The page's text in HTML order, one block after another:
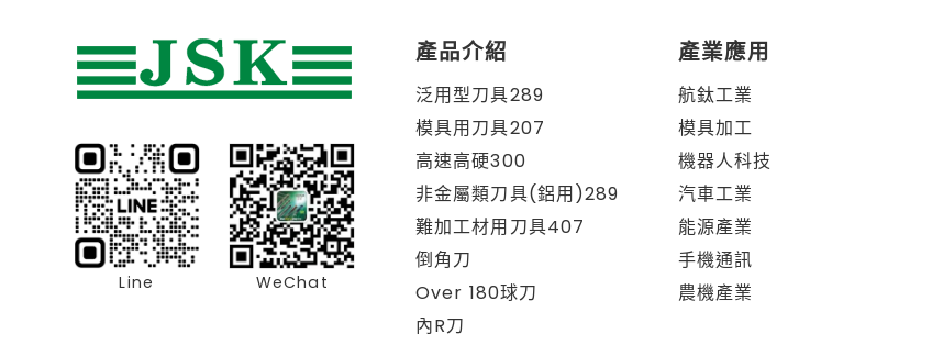
Line WeChat
產品介紹
泛用型刀具289
模具用刀具207
高速高硬300
非金屬類刀具(鋁用)289
難加工材用刀具407
倒角刀
Over 180球刀
內R刀
產業應用
航鈦工業
模具加工
機器人科技
汽車工業
能源產業
手機通訊
農機產業